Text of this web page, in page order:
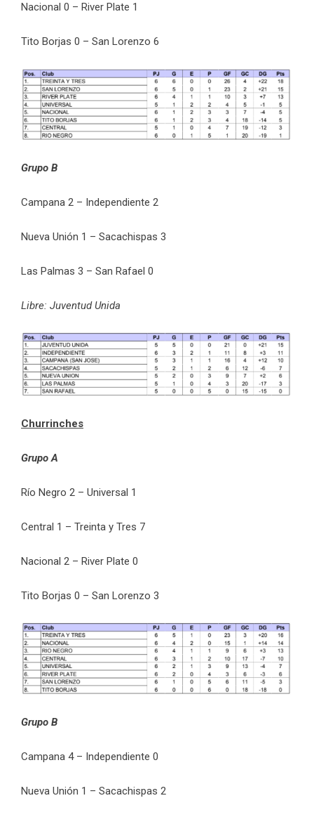
Nacional 0 – River Plate 1
Tito Borjas 0 – San Lorenzo 6
Grupo B
Campana 2 – Independiente 2
Nueva Unión 1 – Sacachispas 3
Las Palmas 3 – San Rafael 0
Libre: Juventud Unida
Churrinches
Grupo A
Río Negro 2 – Universal 1
Central 1 – Treinta y Tres 7
Nacional 2 – River Plate 0
Tito Borjas 0 – San Lorenzo 3
Grupo B
Campana 4 – Independiente 0
Nueva Unión 1 – Sacachispas 2